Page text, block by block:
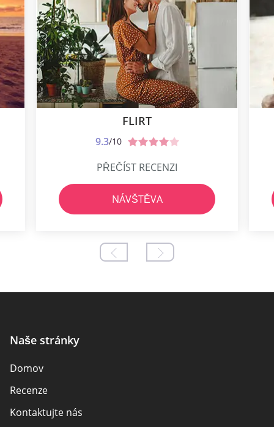
FLIRT
9.3/10
PŘEČÍST RECENZI
NÁVŠTĚVA
Naše stránky
Domov
Recenze
Kontaktujte nás